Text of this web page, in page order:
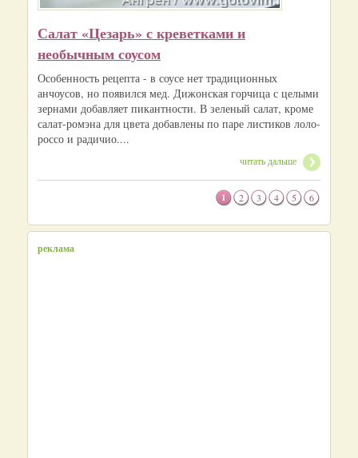
Салат «Цезарь» с креветками и
необычным соусом
Особенность рецепта - в соусе нет традиционных
анчоусов, но появился мед. Дижонская горчица с целыми
зернами добавляет пикантности. В зеленый салат, кроме
салат-ромэна для цвета добавлены по паре листиков лоло-
россо и радичио....
читать дальше
1 2 3 4 5 6
реклама